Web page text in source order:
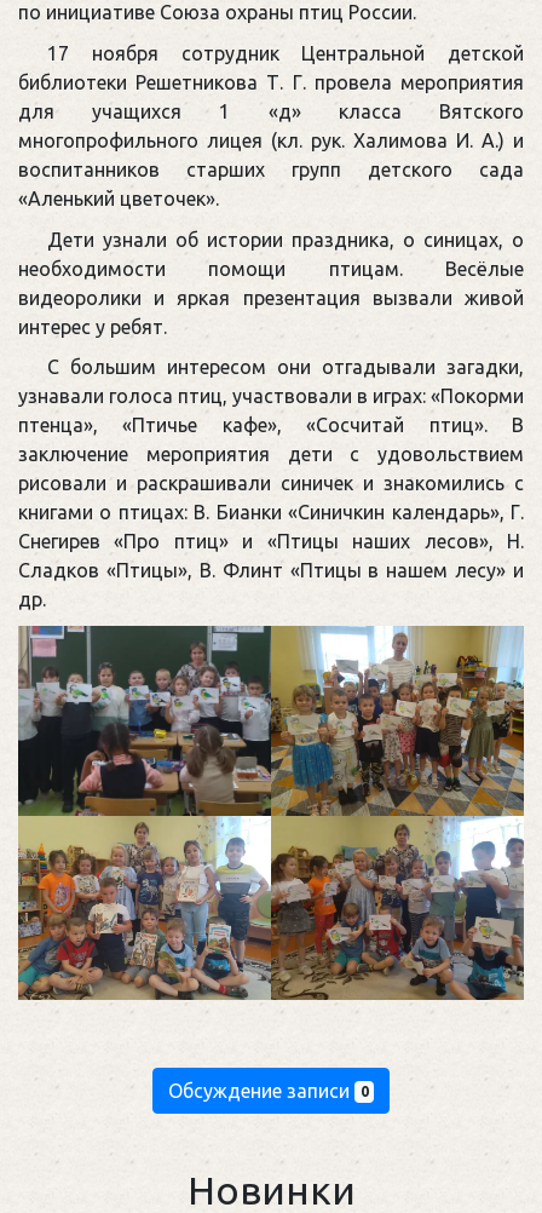
по инициативе Союза охраны птиц России.
17 ноября сотрудник Центральной детской
библиотеки Решетникова Т. Г. провела мероприятия
для учащихся 1 «д» класса Вятского
многопрофильного лицея (кл. рук. Халимова И. А.) и
воспитанников старших групп детского сада
«Аленький цветочек».
Дети узнали об истории праздника, о синицах, о
необходимости помощи птицам. Весёлые
видеоролики и яркая презентация вызвали живой
интерес у ребят.
С большим интересом они отгадывали загадки,
узнавали голоса птиц, участвовали в играх: «Покорми
птенца», «Птичье кафе», «Сосчитай птиц». В
заключение мероприятия дети с удовольствием
рисовали и раскрашивали синичек и знакомились с
книгами о птицах: В. Бианки «Синичкин календарь», Г.
Снегирев «Про птиц» и «Птицы наших лесов», Н.
Сладков «Птицы», В. Флинт «Птицы в нашем лесу» и
др.
Обсуждение записи 0
Новинки